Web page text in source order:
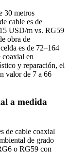
30 metros
cable es de
USD/m vs. RG59
obra de
es de 72–164
coaxial en
y reparación, el
valor de 7 a 66
a medida
de cable coaxial
de grado
o RG59 con